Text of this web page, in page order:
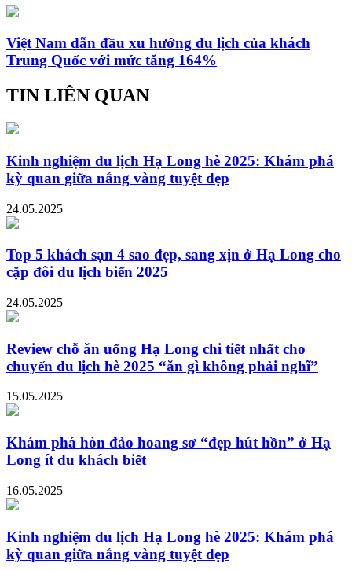
Việt Nam dẫn đầu xu hướng du lịch của khách
Trung Quốc với mức tăng 164%
TIN LIÊN QUAN
Kinh nghiệm du lịch Hạ Long hè 2025: Khám phá
kỳ quan giữa nắng vàng tuyệt đẹp
24.05.2025
Top 5 khách sạn 4 sao đẹp, sang xịn ở Hạ Long cho
cặp đôi du lịch biển 2025
24.05.2025
Review chỗ ăn uống Hạ Long chi tiết nhất cho
chuyến du lịch hè 2025 “ăn gì không phải nghĩ”
15.05.2025
Khám phá hòn đảo hoang sơ “đẹp hút hồn” ở Hạ
Long ít du khách biết
16.05.2025
Kinh nghiệm du lịch Hạ Long hè 2025: Khám phá
kỳ quan giữa nắng vàng tuyệt đẹp